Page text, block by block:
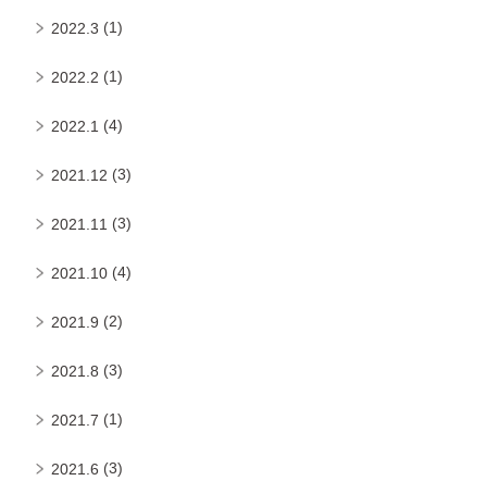
2022.3 (1)
2022.2 (1)
2022.1 (4)
2021.12 (3)
2021.11 (3)
2021.10 (4)
2021.9 (2)
2021.8 (3)
2021.7 (1)
2021.6 (3)